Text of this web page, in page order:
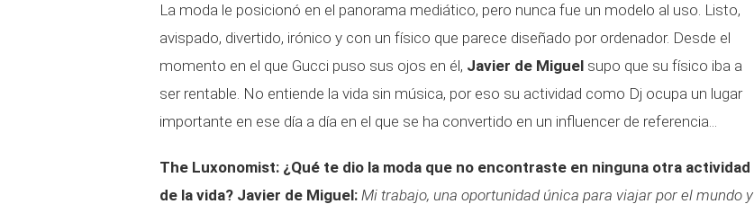
La moda le posicionó en el panorama mediático, pero nunca fue un modelo al uso. Listo,
avispado, divertido, irónico y con un físico que parece diseñado por ordenador. Desde el
momento en el que Gucci puso sus ojos en él, Javier de Miguel supo que su físico iba a
ser rentable. No entiende la vida sin música, por eso su actividad como Dj ocupa un lugar
importante en ese día a día en el que se ha convertido en un influencer de referencia...
The Luxonomist: ¿Qué te dio la moda que no encontraste en ninguna otra actividad
de la vida? Javier de Miguel: Mi trabajo, una oportunidad única para viajar por el mundo y